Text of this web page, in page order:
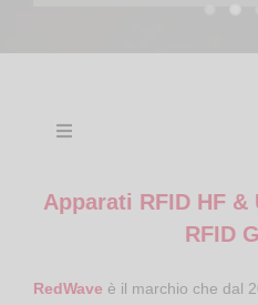
Toggle
Tag Transponder
Apparati RFID HF &
RFID
RedWave è il marchio che dal